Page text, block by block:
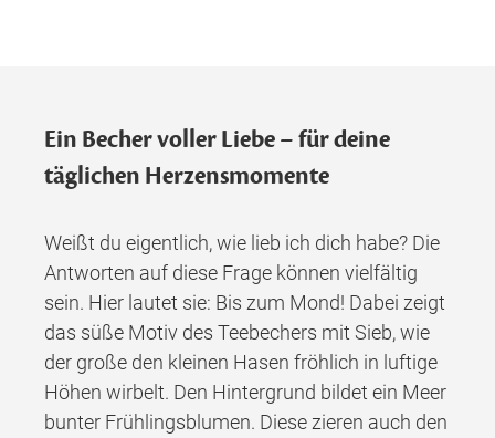
Ein Becher voller Liebe – für deine
täglichen Herzensmomente
Weißt du eigentlich, wie lieb ich dich habe? Die
Antworten auf diese Frage können vielfältig
sein. Hier lautet sie: Bis zum Mond! Dabei zeigt
das süße Motiv des Teebechers mit Sieb, wie
der große den kleinen Hasen fröhlich in luftige
Höhen wirbelt. Den Hintergrund bildet ein Meer
bunter Frühlingsblumen. Diese zieren auch den